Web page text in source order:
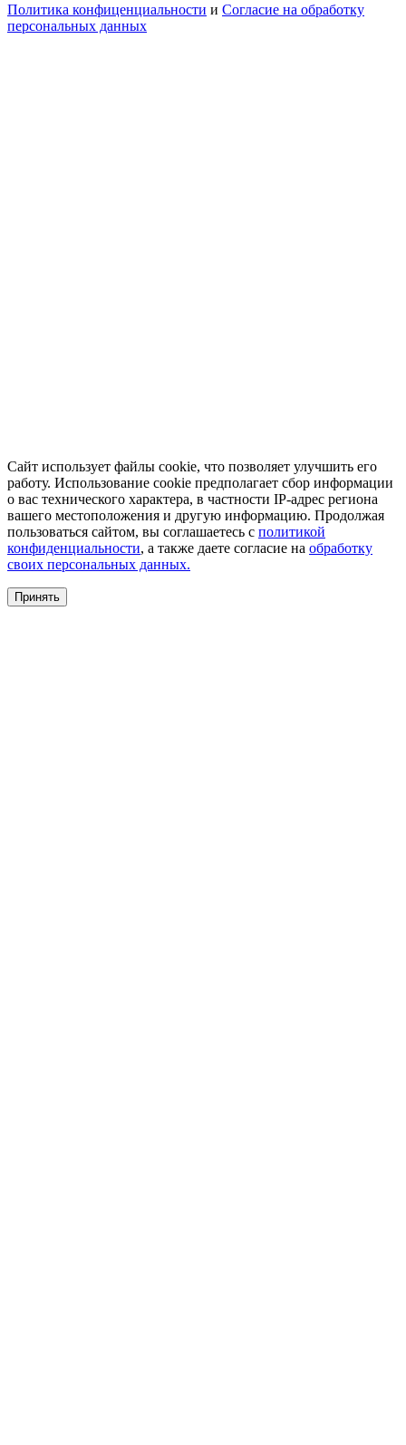
Политика конфиценциальности и Согласие на обработку
персональных данных
Сайт использует файлы cookie, что позволяет улучшить его
работу. Использование cookie предполагает сбор информации
о вас технического характера, в частности IP-адрес региона
вашего местоположения и другую информацию. Продолжая
пользоваться сайтом, вы соглашаетесь с политикой
конфиденциальности, а также даете согласие на обработку
своих персональных данных.
Принять